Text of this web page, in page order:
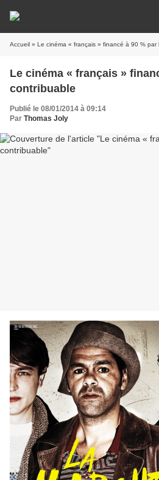
Accueil » Le cinéma « français » financé à 90 % par
Le cinéma « français »
contribuable
Publié le 08/01/2014 à 09:14
Par Thomas Joly